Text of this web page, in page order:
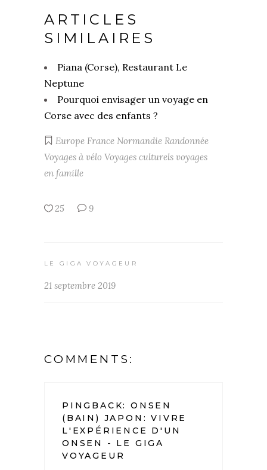
ARTICLES
SIMILAIRES
Piana (Corse), Restaurant Le
Neptune
Pourquoi envisager un voyage en
Corse avec des enfants ?
Europe France Normandie Randonnée
Voyages à vélo Voyages culturels voyages
en famille
25 9
LE GIGA VOYAGEUR
21 septembre 2019
COMMENTS:
PINGBACK:ONSEN
(BAIN) JAPON: VIVRE
L'EXPÉRIENCE D'UN
ONSEN - LE GIGA
VOYAGEUR